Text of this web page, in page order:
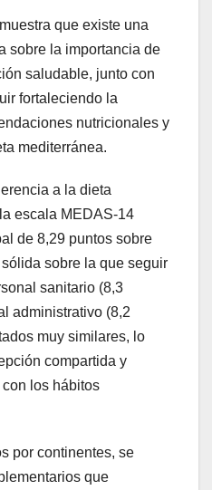
que existe una
sobre la importancia de
saludable, junto con
fortaleciendo la
nutricionales y
mediterránea.
a la dieta
escala MEDAS-14
de 8,29 puntos sobre
sobre la que seguir
sanitario (8,3
administrativo (8,2
muy similares, lo
compartida y
los hábitos
por continentes, se
que